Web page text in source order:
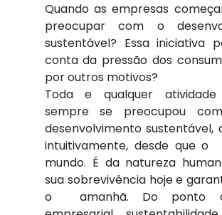
Quando as empresas
preocupar com o
sustentável? Essa iniciativa
conta da pressão dos
por outros motivos?
Toda e qualquer atividade
sempre se preocupou
desenvolvimento sustentável,
intuitivamente, desde que o
mundo. É da natureza
sua sobrevivência hoje e
o  amanhã. Do ponto